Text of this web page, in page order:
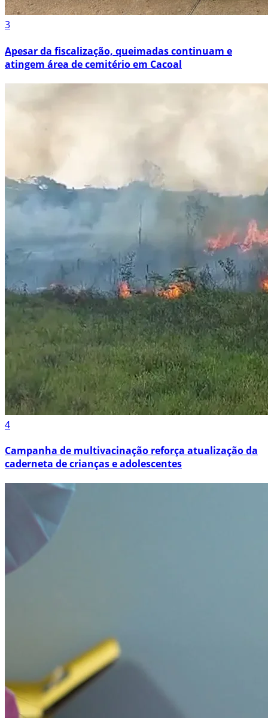
3
Apesar da fiscalização, queimadas continuam e
atingem área de cemitério em Cacoal
4
Campanha de multivacinação reforça atualização da
caderneta de crianças e adolescentes